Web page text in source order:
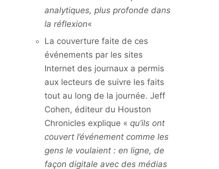
analytiques, plus profonde dans
la réflexion«
La couverture faite de ces
événements par les sites
Internet des journaux a permis
aux lecteurs de suivre les faits
tout au long de la journée. Jeff
Cohen, éditeur du Houston
Chronicles explique « qu’ils ont
couvert l’événement comme les
gens le voulaient : en ligne, de
façon digitale avec des médias